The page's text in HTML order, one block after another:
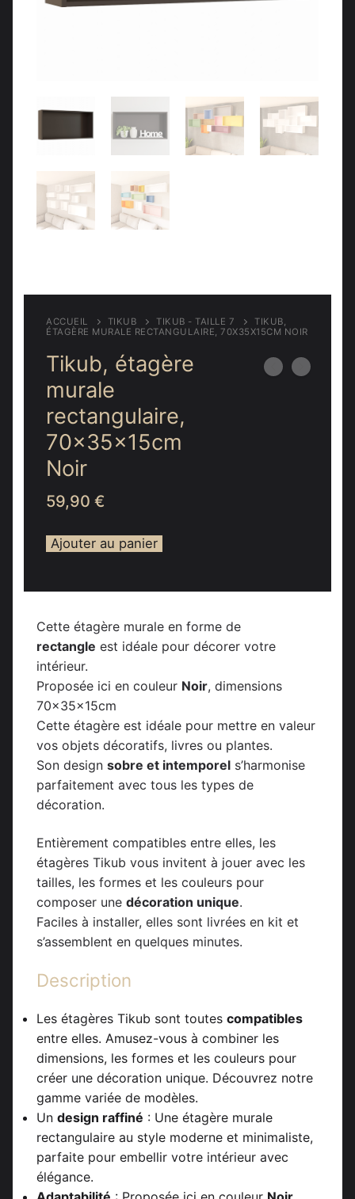
ACCUEIL TIKUB TIKUB - TAILLE 7
TIKUB,
ÉTAGÈRE MURALE RECTANGULAIRE, 70X35X15CM NOIR
Tikub, étagère
murale
rectangulaire,
70x35x15cm
Noir
59,90 €
Ajouter au panier
Cette étagère murale en forme de
rectangle est idéale pour décorer votre
intérieur.
Proposée ici en couleur Noir, dimensions
70x35x15cm
Cette étagère est idéale pour mettre en valeur
vos objets décoratifs, livres ou plantes.
Son design sobre et intemporel s’harmonise
parfaitement avec tous les types de
décoration.
Entièrement compatibles entre elles, les
étagères Tikub vous invitent à jouer avec les
tailles, les formes et les couleurs pour
composer une décoration unique.
Faciles à installer, elles sont livrées en kit et
s’assemblent en quelques minutes.
Description
Les étagères Tikub sont toutes compatibles
entre elles. Amusez-vous à combiner les
dimensions, les formes et les couleurs pour
créer une décoration unique. Découvrez notre
gamme variée de modèles.
Un design raffiné : Une étagère murale
rectangulaire au style moderne et minimaliste,
parfaite pour embellir votre intérieur avec
élégance.